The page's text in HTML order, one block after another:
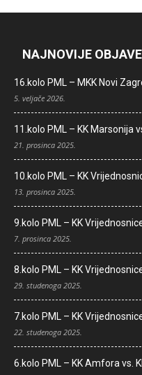
NAJNOVIJE OBJAVE
16.kolo PML – MKK Novi
5. veljače 2026.
11.kolo PML – KK Marsonija
21. prosinca 2025.
10.kolo PML – KK
13. prosinca 2025.
9.kolo PML – KK
7. prosinca 2025.
8.kolo PML – KK
29. studenoga 2025.
7.kolo PML – KK
22. studenoga 2025.
6.kolo PML – KK Amfora vs.